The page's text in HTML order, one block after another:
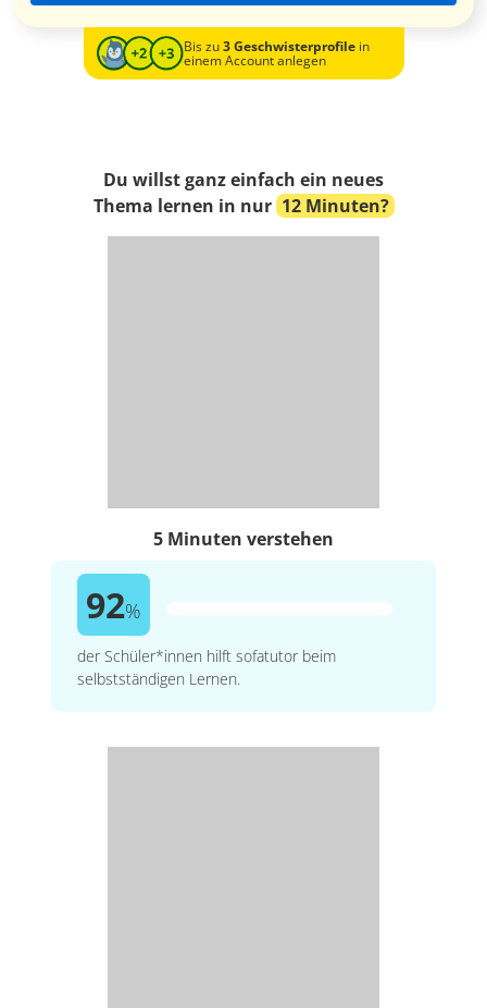
Bis zu3 Geschwisterprofilein
einem Account anlegen
Du willst ganz einfach ein neues
Thema lernen in nur 12 Minuten?
5 Minuten verstehen
92%
der Schüler*innen hilft sofatutor beim
selbstständigen Lernen.